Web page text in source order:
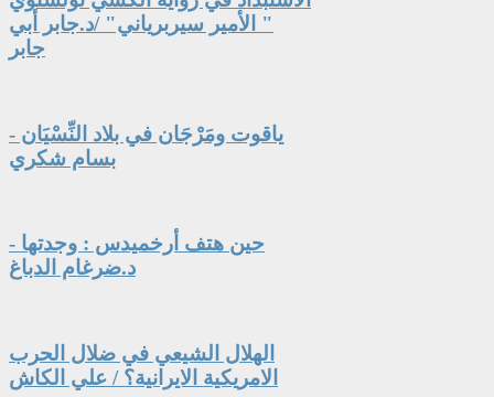
" الأمير سيربرياني" /د.جابر أبي
جابر
ياقوت ومَرْجَان في بلاد النِّسْيَان -
بسام شكري
حين هتف أرخميدس : وجدتها -
د.ضرغام الدباغ
الهلال الشيعي في ضلال الحرب
الامريكية الايرانية؟ / علي الكاش